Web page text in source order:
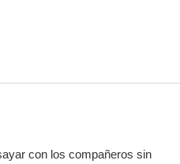
con los compañeros sin